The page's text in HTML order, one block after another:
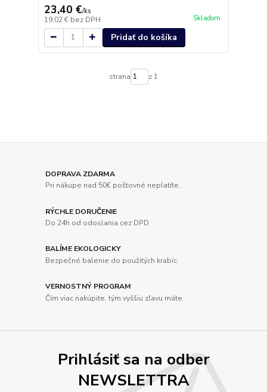
23,40 €/ks
19,02 € bez DPH Skladom
Pridať do košíka
strana z 1
DOPRAVA ZDARMA
Pri nákupe nad 50€ poštovné neplatíte.
RÝCHLE DORUČENIE
Do 24h od odoslania cez DPD
BALÍME EKOLOGICKY
Bezpečné balenie do použitých krabíc
VERNOSTNÝ PROGRAM
Čím viac nakúpite, tým vyššiu zľavu máte
Prihlásiť sa na odber
NEWSLETTRA